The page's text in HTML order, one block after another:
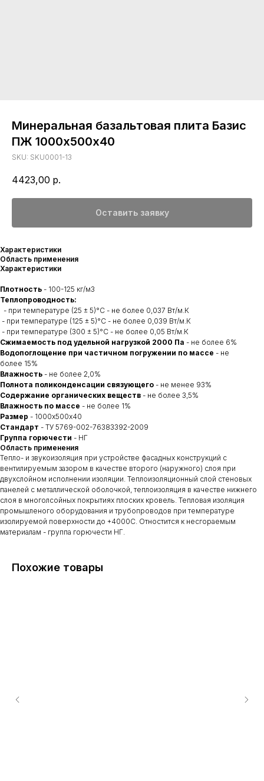
Минеральная базальтовая плита Базис
ПЖ 1000х500х40
SKU: SKU0001-13
4423,00 р.
Оставить заявку
Характеристики
Область применения
Характеристики
Плотность - 100-125 кг/м3
Теплопроводность:
- при температуре (25 ± 5)°C - не более 0,037 Вт/м.К
- при температуре (125 ± 5)°C - не более 0,039 Вт/м.К
- при температуре (300 ± 5)°C - не более 0,05 Вт/м.К
Сжимаемость под удельной нагрузкой 2000 Па - не более 6%
Водопоглощение при частичном погружении по массе - не
более 15%
Влажность - не более 2,0%
Полнота поликонденсации связующего - не менее 93%
Содержание органических веществ - не более 3,5%
Влажность по массе - не более 1%
Размер - 1000х500х40
Стандарт - ТУ 5769-002-76383392-2009
Группа горючести - НГ
Область применения
Тепло- и звукоизоляция при устройстве фасадных конструкций с
вентилируемым зазором в качестве второго (наружного) слоя при
двухслойном исполнении изоляции. Теплоизоляционный слой стеновых
панелей с металлической оболочкой, теплоизоляция в качестве нижнего
слоя в многолсойных покрытиях плоских кровель. Тепловая изоляция
промышленого оборудования и трубопроводов при температуре
изолируемой поверхности до +4000С. Отностится к несгораемым
материалам - группа горючести НГ.
Похожие товары